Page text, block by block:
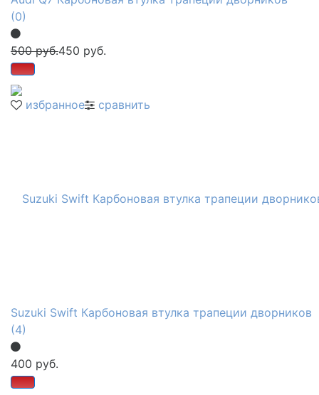
избранное сравнить
(0)
500 руб.450 руб.
Suzuki Swift Карбоновая втулка трапеции дворников
(4)
400 руб.